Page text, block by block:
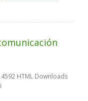
4592 HTML Downloads